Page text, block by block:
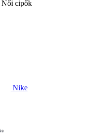
Női cipők
Nike